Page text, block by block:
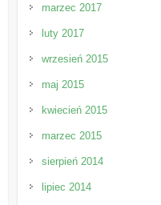
marzec 2017
luty 2017
wrzesień 2015
maj 2015
kwiecień 2015
marzec 2015
sierpień 2014
lipiec 2014